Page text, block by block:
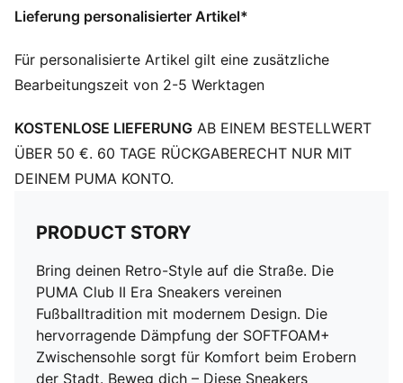
Zehentyp: Abgerundet
Sohle in Krepp-Optik
75,49 % Leder (Rind), 21,76 % Synthetik, 2,75 % Textil
Lieferung personalisierter Artikel*
Für personalisierte Artikel gilt eine zusätzliche
Bearbeitungszeit von 2-5 Werktagen
KOSTENLOSE LIEFERUNG AB EINEM BESTELLWERT
ÜBER 50 €. 60 TAGE RÜCKGABERECHT NUR MIT
DEINEM PUMA KONTO.
PRODUCT STORY
Bring deinen Retro-Style auf die Straße. Die
PUMA Club II Era Sneakers vereinen
Fußballtradition mit modernem Design. Die
hervorragende Dämpfung der SOFTFOAM+
Zwischensohle sorgt für Komfort beim Erobern
der Stadt. Beweg dich – Diese Sneakers